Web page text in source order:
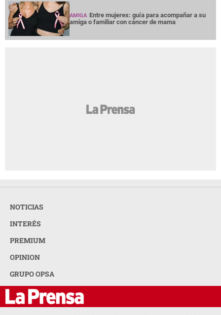
AMIGA Entre mujeres: guía para acompañar a su
amiga o familiar con cáncer de mama
NOTICIAS
INTERÉS
PREMIUM
OPINION
GRUPO OPSA